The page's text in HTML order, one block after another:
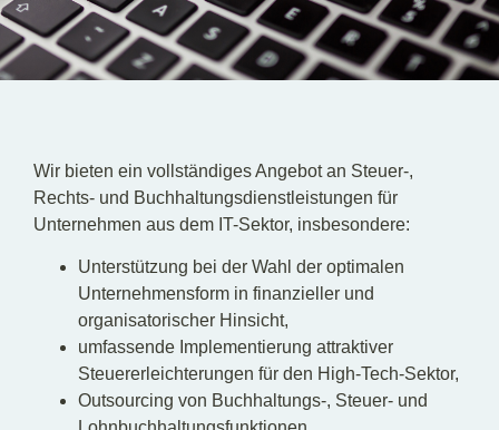
DE
EN PL
Wir bieten ein vollständiges Angebot an Steuer-,
Rechts- und Buchhaltungsdienstleistungen für
Unternehmen aus dem IT-Sektor, insbesondere:
Unterstützung bei der Wahl der optimalen
Unternehmensform in finanzieller und
organisatorischer Hinsicht,
umfassende Implementierung attraktiver
Steuererleichterungen für den High-Tech-Sektor,
Outsourcing von Buchhaltungs-, Steuer- und